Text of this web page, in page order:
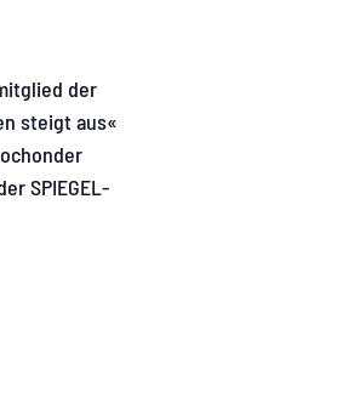
der
steigt aus«
SPIEGEL-